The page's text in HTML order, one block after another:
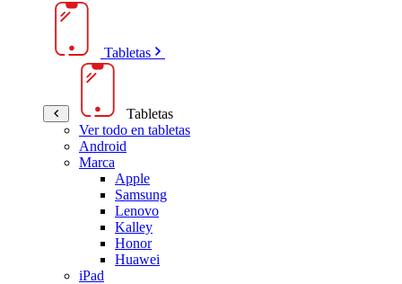
Tabletas
Tabletas
Ver todo en tabletas
Android
Marca
Apple
Samsung
Lenovo
Kalley
Honor
Huawei
iPad